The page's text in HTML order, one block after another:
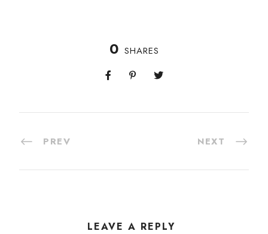
0 SHARES
PREV NEXT
LEAVE A REPLY